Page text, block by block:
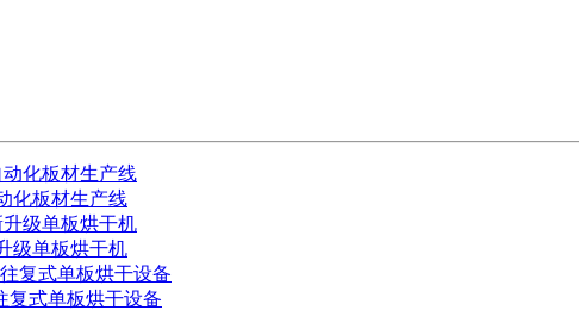
化板材生产线
级单板烘干机
复式单板烘干设备